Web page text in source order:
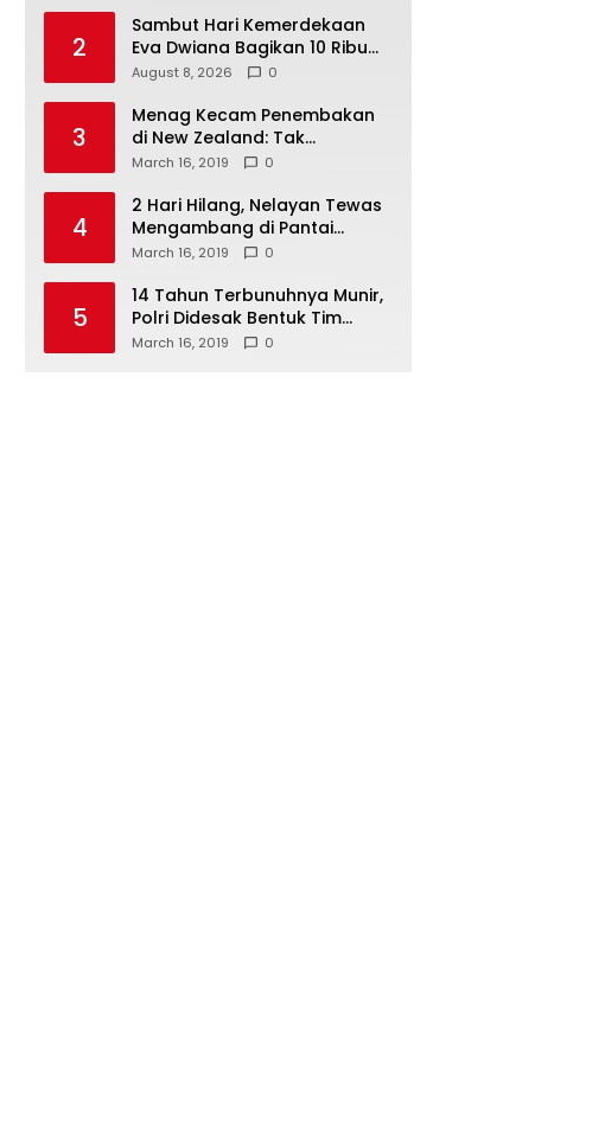
2
Sambut Hari Kemerdekaan
Eva Dwiana Bagikan 10 Ribu
Bendera Merah Putih ke
August 8, 2026 0
3
Menag Kecam Penembakan
di New Zealand: Tak
Berperikemanusiaan!
March 16, 2019 0
4
2 Hari Hilang, Nelayan Tewas
Mengambang di Pantai
Cipalawah Garut
March 16, 2019 0
5
14 Tahun Terbunuhnya Munir,
Polri Didesak Bentuk Tim
Khusus
March 16, 2019 0